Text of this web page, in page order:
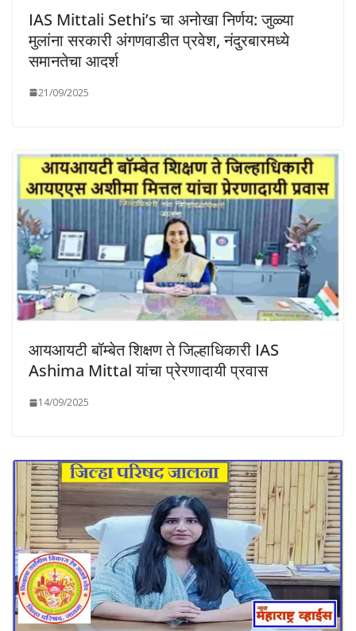
IAS Mittali Sethi’s चा अनोखा निर्णय: जुळ्या
मुलांना सरकारी अंगणवाडीत प्रवेश, नंदुरबारमध्ये
समानतेचा आदर्श
21/09/2025
आयआयटी बॉम्बेत शिक्षण ते जिल्हाधिकारी IAS
Ashima Mittal यांचा प्रेरणादायी प्रवास
14/09/2025